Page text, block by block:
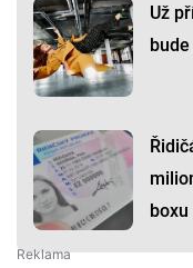
Už
boxu